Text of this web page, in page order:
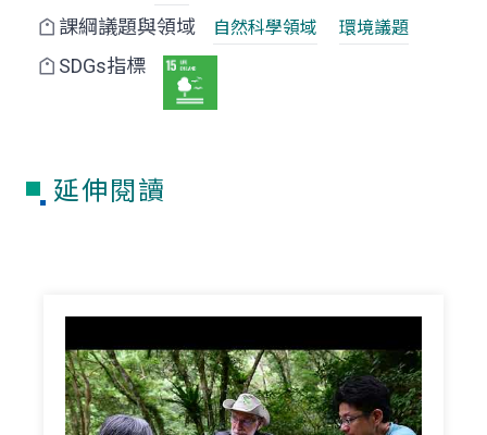
課綱議題與領域 自然科學領域 環境議題
SDGs指標
延伸閱讀